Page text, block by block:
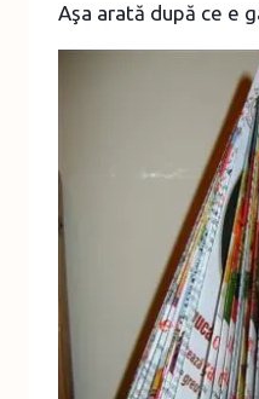
Aşa arată după ce e